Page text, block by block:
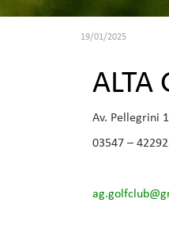
19/01/2025
ALTA
Av. Pellegrini
03547 –